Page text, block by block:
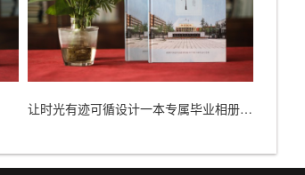
让时光有迹可循设计一本专属毕业相册胜过千言万语